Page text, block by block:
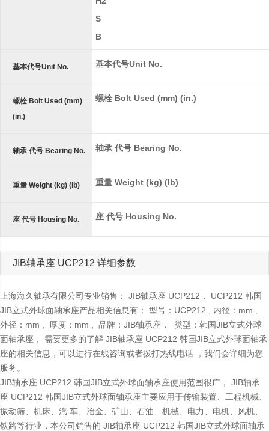
S
B
基本代号Unit No. 基本代号Unit No.
螺栓 Bolt Used (mm)
(in.)
螺栓 Bolt Used (mm) (in.)
轴承 代号 Bearing No. 轴承 代号 Bearing No.
重量 Weight (kg) (lb) 重量 Weight (kg) (lb)
座 代号 Housing No. 座 代号 Housing No.
JIB轴承座 UCP212 详细参数
上海海久轴承有限公司专业销售： JIB轴承座 UCP212， UCP212 韩国
JIB立式外球面轴承座产品相关信息有： 型号：UCP212 , 内径：mm ,
外径：mm , 厚度：mm , 品牌：JIB轴承座， 类型：韩国JIB立式外球
面轴承座， 需要更多的了解 JIB轴承座 UCP212 韩国JIB立式外球面轴承
座的相关信息，可以进行在线咨询或者拨打热线电话 ，我们会详细为您
服务。
JIB轴承座 UCP212 韩国JIB立式外球面轴承座使用范围很广， JIB轴承
座 UCP212 韩国JIB立式外球面轴承座主要应用于传输装置、工程机械、
振动筛、机床、汽 车、冶金、矿山、石油、机械、电力、电机、风机、
铁路等行业，本公司销售的 JIB轴承座 UCP212 韩国JIB立式外球面轴承